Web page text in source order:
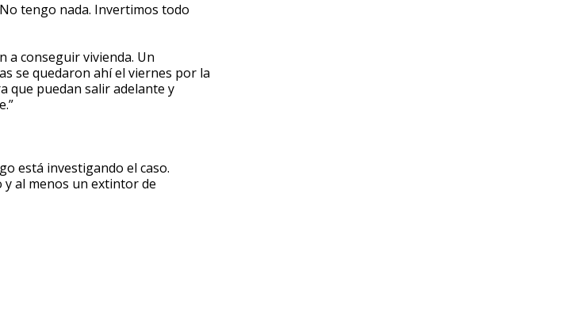
tengo nada. Invertimos todo
a conseguir vivienda. Un
se quedaron ahí el viernes por la
que puedan salir adelante y
está investigando el caso.
al menos un extintor de